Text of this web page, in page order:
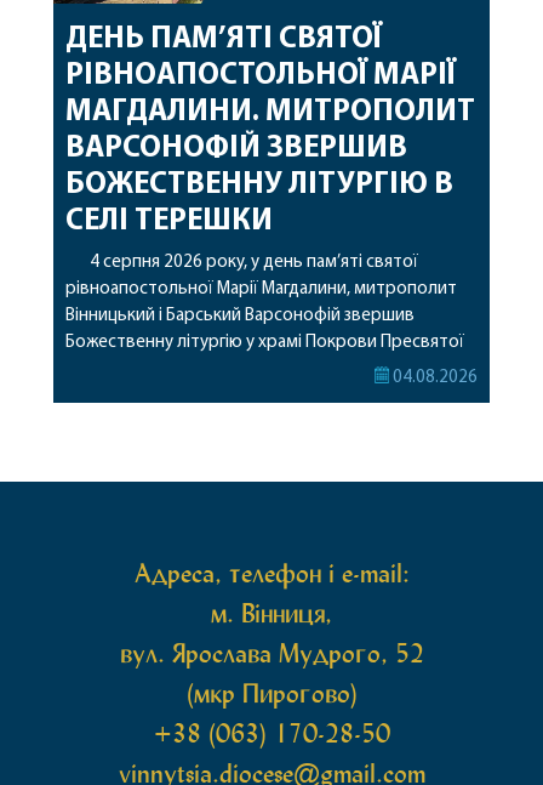
ДЕНЬ ПАМ’ЯТІ СВЯТОЇ
РІВНОАПОСТОЛЬНОЇ МАРІЇ
МАГДАЛИНИ. МИТРОПОЛИТ
ВАРСОНОФІЙ ЗВЕРШИВ
БОЖЕСТВЕННУ ЛІТУРГІЮ В
СЕЛІ ТЕРЕШКИ
4 серпня 2026 року, у день пам’яті святої
рівноапостольної Марії Магдалини, митрополит
Вінницький і Барський Варсонофій звершив
Божественну літургію у храмі Покрови Пресвятої
Богородиці села Терешки Барського благочиння.
04.08.2026
Адреса, телефон і e-mail:
м. Вінниця,
вул. Ярослава Мудрого, 52
(мкр Пирогово)
+38 (063) 170-28-50
vinnytsia.diocese@gmail.com